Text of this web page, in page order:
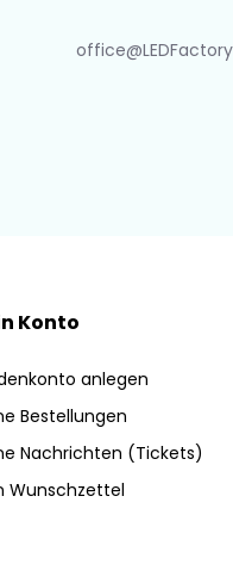
Konto
anlegen
Bestellungen
Nachrichten (Tickets)
Wunschzettel